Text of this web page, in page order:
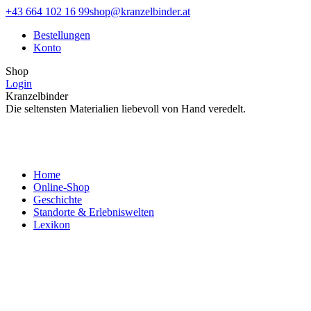
Zum
springen
Facebook
opens
window
Instagram
opens
window
+43 664 102 16 99shop@kranzelbinder.at
Bestellungen
Konto
Shop
Login
Kranzelbinder
Die seltensten Materialien liebevoll von Hand veredelt.
Home
Online-Shop
Geschichte
Standorte & Erlebniswelten
Lexikon